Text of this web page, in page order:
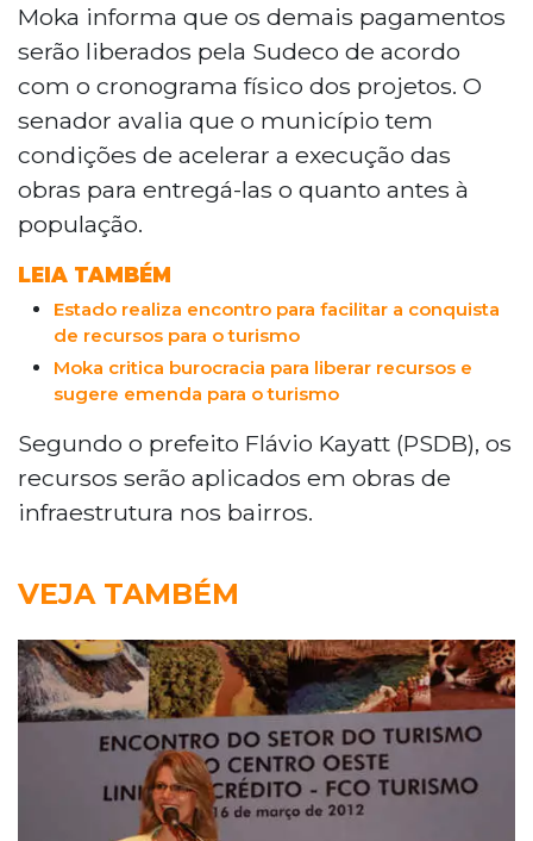
Moka informa que os demais pagamentos
serão liberados pela Sudeco de acordo
com o cronograma físico dos projetos. O
senador avalia que o município tem
condições de acelerar a execução das
obras para entregá-las o quanto antes à
população.
LEIA TAMBÉM
Estado realiza encontro para facilitar a conquista
de recursos para o turismo
Moka critica burocracia para liberar recursos e
sugere emenda para o turismo
Segundo o prefeito Flávio Kayatt (PSDB), os
recursos serão aplicados em obras de
infraestrutura nos bairros.
VEJA TAMBÉM